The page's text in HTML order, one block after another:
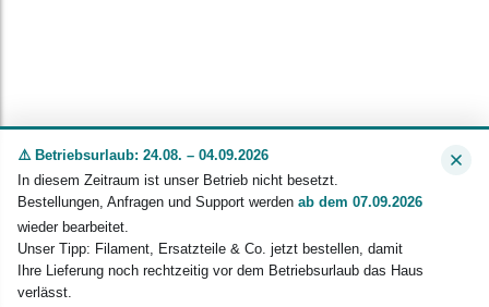
⚠️ Betriebsurlaub: 24.08. – 04.09.2026
In diesem Zeitraum ist unser Betrieb nicht besetzt.
Bestellungen, Anfragen und Support werden ab dem 07.09.2026
wieder bearbeitet.
Unser Tipp: Filament, Ersatzteile & Co. jetzt bestellen, damit
Ihre Lieferung noch rechtzeitig vor dem Betriebsurlaub das Haus
verlässt.